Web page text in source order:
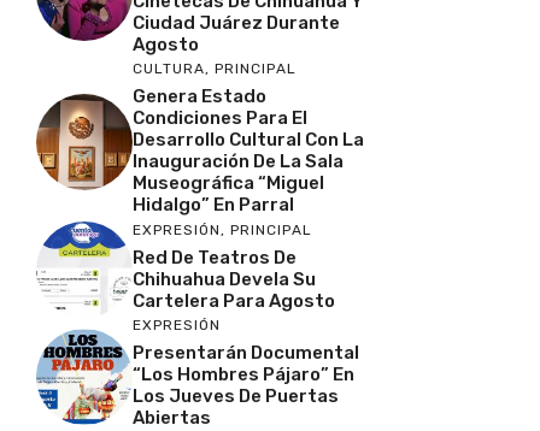
Ciudad Juárez Durante
Agosto
CULTURA, PRINCIPAL
Genera Estado
Condiciones Para El
Desarrollo Cultural Con La
Inauguración De La Sala
Museográfica “Miguel
Hidalgo” En Parral
EXPRESIÓN , PRINCIPAL
Red De Teatros De
Chihuahua Devela Su
Cartelera Para Agosto
EXPRESIÓN
Presentarán Documental
“Los Hombres Pájaro” En
Los Jueves De Puertas
Abiertas